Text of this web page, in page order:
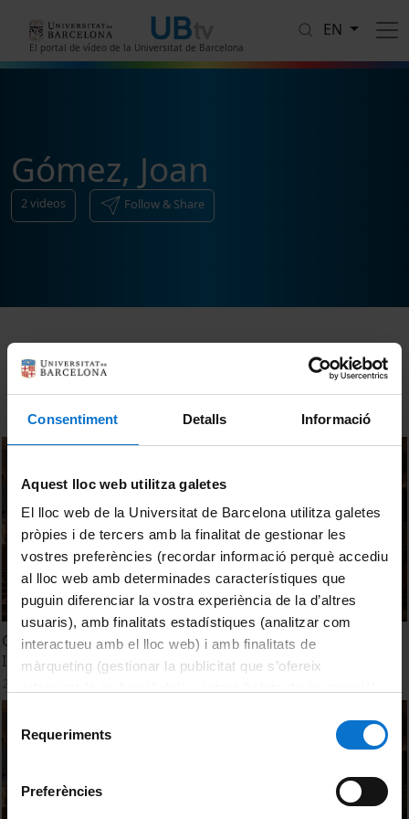
Consentiment Detalls Informació
Aquest lloc web utilitza galetes
El lloc web de la Universitat de Barcelona utilitza galetes
pròpies i de tercers amb la finalitat de gestionar les
vostres preferències (recordar informació perquè accediu
al lloc web amb determinades característiques que
puguin diferenciar la vostra experiència de la d’altres
usuaris), amb finalitats estadístiques (analitzar com
interactueu amb el lloc web) i amb finalitats de
màrqueting (gestionar la publicitat que s’ofereix
consultar laPolítica de galetes del lloc web de la
Requeriments
Preferències
El portal de vídeo de la Universitat de Barcelona
EN
Gómez, Joan
2videos Follow & Share
Sort
Cloenda de la 7a Jornada d'Investigadors Predoctorals
Interdisciplinària JIPI 2019